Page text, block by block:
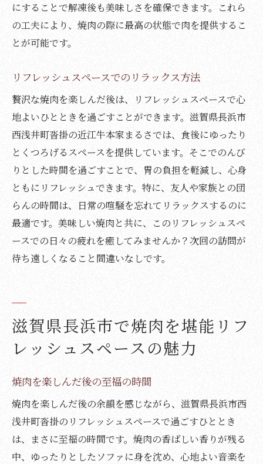
にすることで解凍後も美味しさを確保できます。これら
の工夫により、焼肉の際に最高の状態で肉を提供するこ
とが可能です。
リフレッシュスペースでのリラックス方法
贅沢な焼肉を楽しんだ後は、リフレッシュスペースで心
地よいひとときを過ごすことができます。滋賀県長浜市
西浅井町沓掛の近江牛本家まるさでは、食後にゆったり
とくつろげるスペースを提供しています。そこでのんび
りとした時間を過ごすことで、胃の負担を軽減し、心身
ともにリフレッシュできます。特に、友人や家族との団
らんの時間は、日常の喧騒を忘れてリラックスするのに
最適です。美味しい焼肉と共に、このリフレッシュスペ
ースでの日々の疲れを癒してみませんか？次回の訪問が
待ち遠しくなること間違いなしです。
滋賀県長浜市で焼肉を堪能リフ
レッシュスペースの魅力
焼肉を楽しんだ後の至福の時間
焼肉を楽しんだ後の余韻を感じながら、滋賀県長浜市西
浅井町沓掛のリフレッシュスペースで過ごすひととき
は、まさに至福の時間です。焼肉の香ばしい香りが残る
中、ゆったりとしたソファに身を沈め、心地よい音楽を